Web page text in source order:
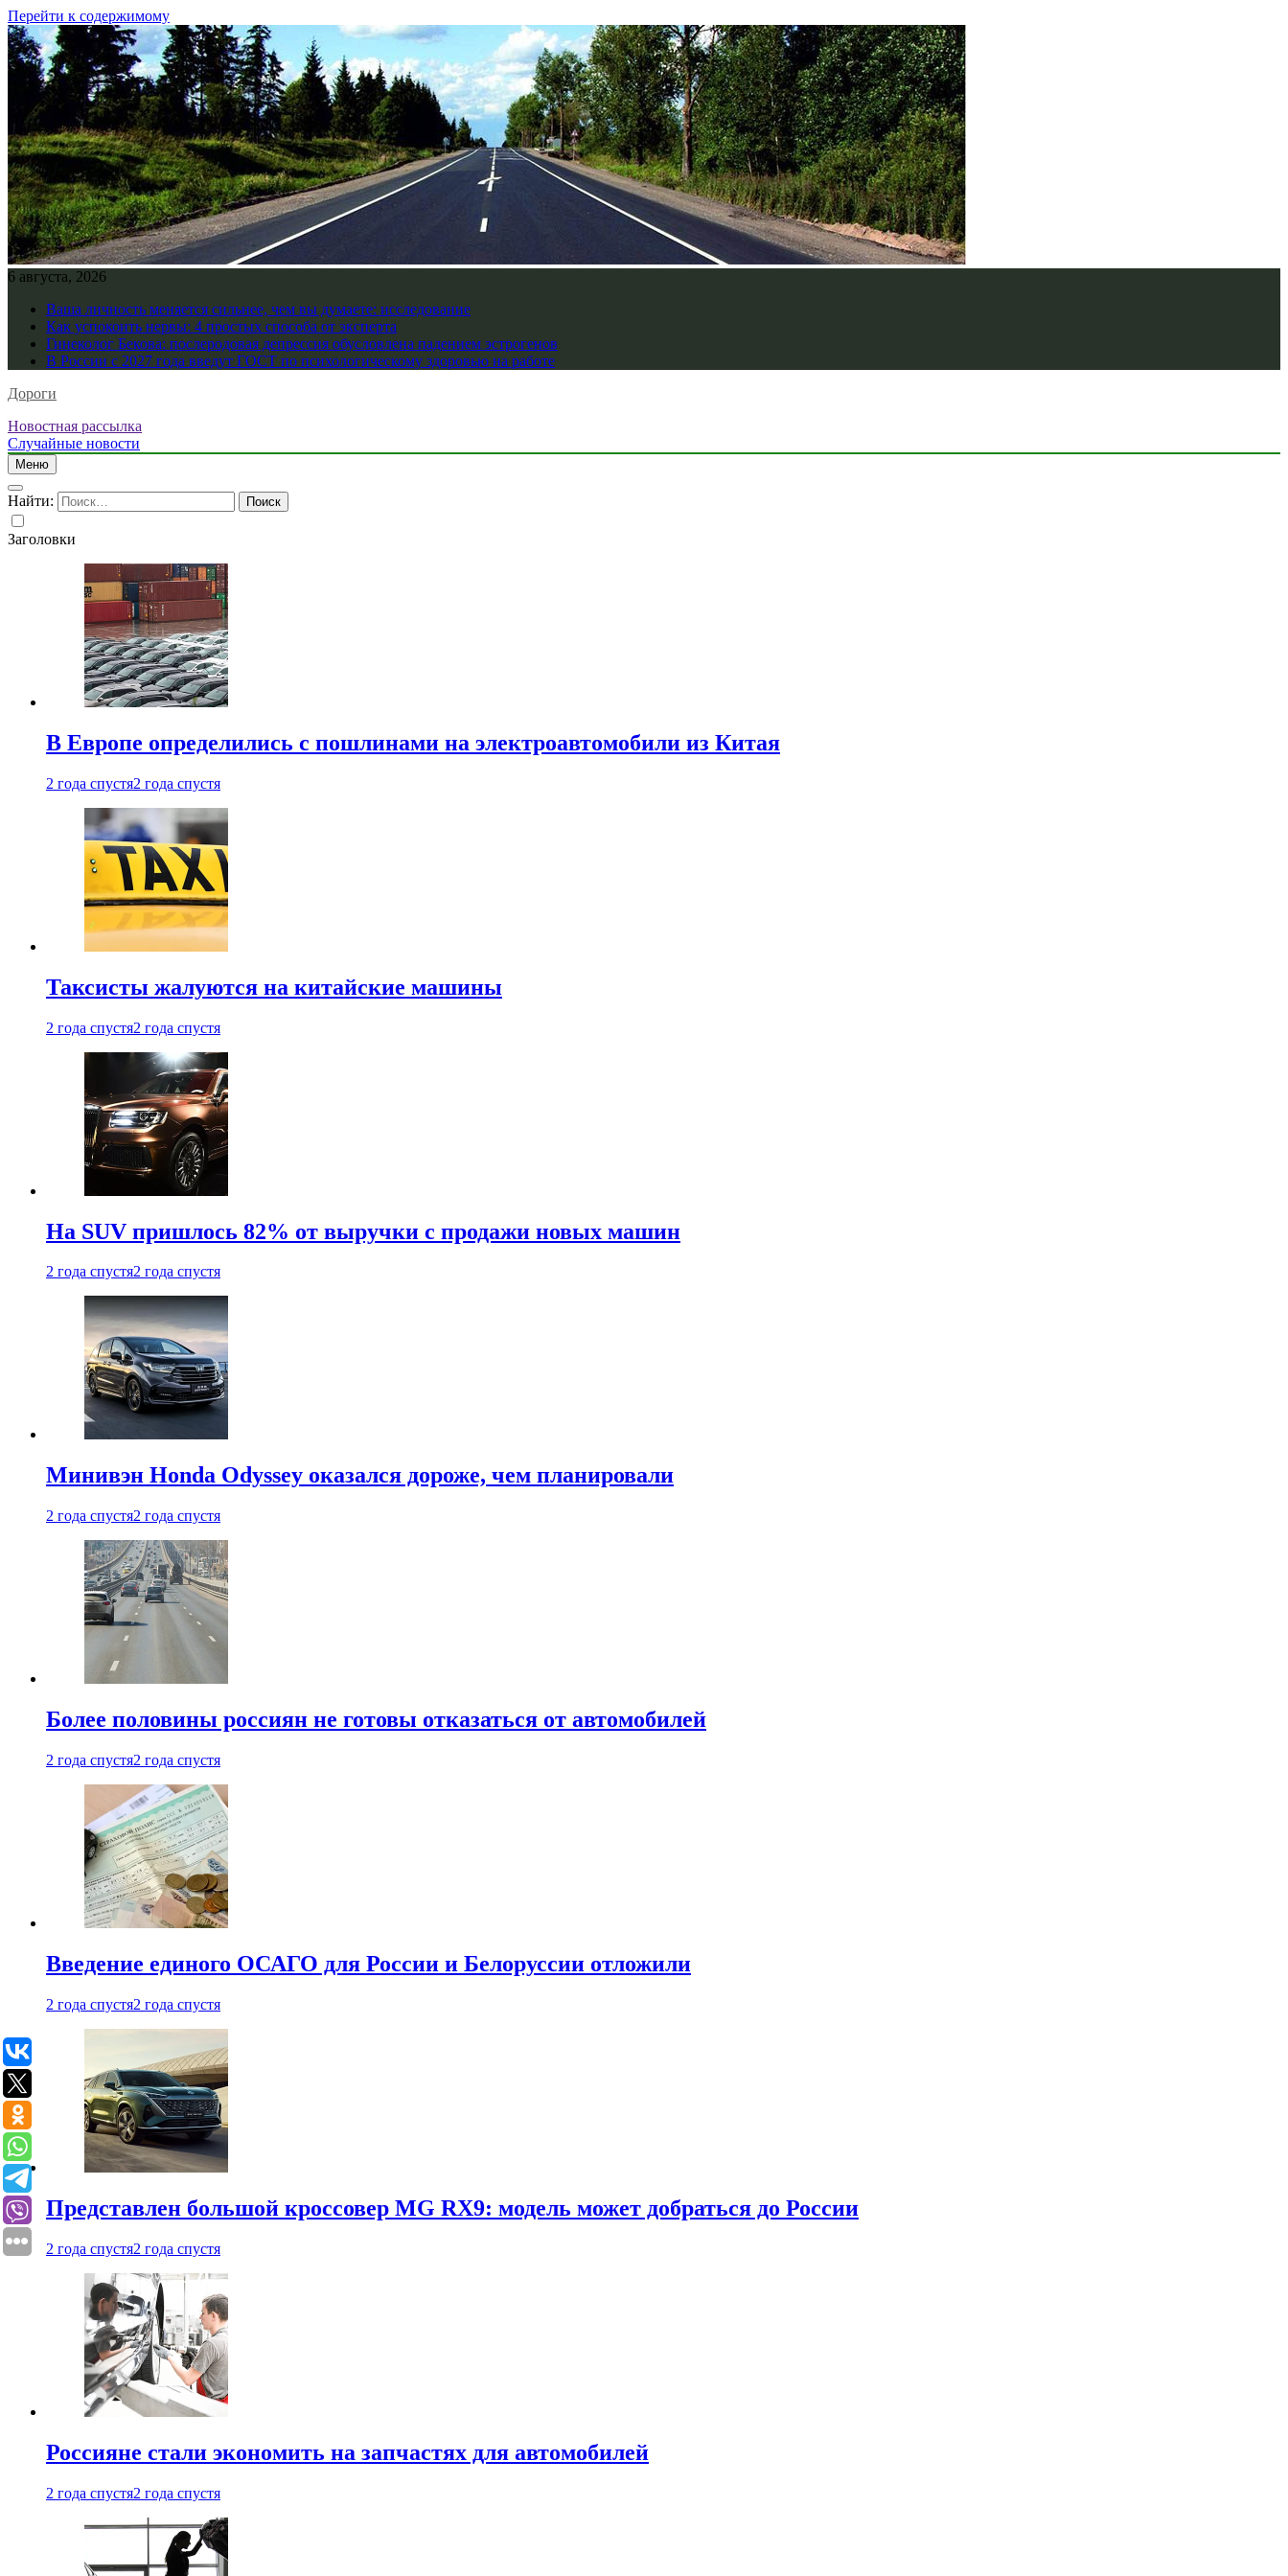
Перейти к содержимому
6 августа, 2026
Ваша личность меняется сильнее, чем вы думаете: исследование
Как успокоить нервы: 4 простых способа от эксперта
Гинеколог Бекова: послеродовая депрессия обусловлена падением эстрогенов
В России с 2027 года введут ГОСТ по психологическому здоровью на работе
Дороги
Новостная рассылка
Случайные новости
Меню
Найти:
Заголовки
В Европе определились с пошлинами на электроавтомобили из Китая
2 года спустя2 года спустя
Таксисты жалуются на китайские машины
2 года спустя2 года спустя
На SUV пришлось 82% от выручки с продажи новых машин
2 года спустя2 года спустя
Минивэн Honda Odyssey оказался дороже, чем планировали
2 года спустя2 года спустя
Более половины россиян не готовы отказаться от автомобилей
2 года спустя2 года спустя
Введение единого ОСАГО для России и Белоруссии отложили
2 года спустя2 года спустя
Представлен большой кроссовер MG RX9: модель может добраться до России
2 года спустя2 года спустя
Россияне стали экономить на запчастях для автомобилей
2 года спустя2 года спустя